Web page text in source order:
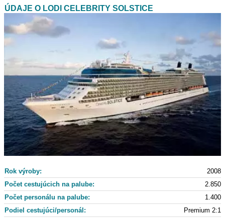
ÚDAJE O LODI CELEBRITY SOLSTICE
Rok výroby:
2008
Počet cestujúcich na palube:
2.850
Počet personálu na palube:
1.400
Podiel cestujúci/personál:
Premium 2:1